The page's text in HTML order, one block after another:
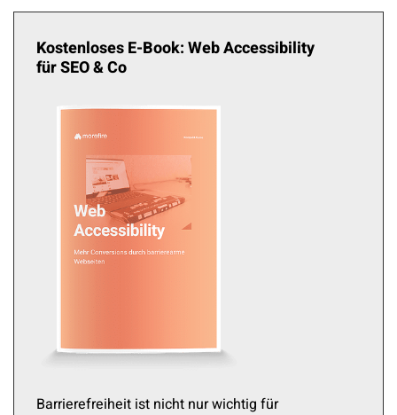
Kostenloses E-Book: Web Accessibility
für SEO & Co
Barrierefreiheit ist nicht nur wichtig für